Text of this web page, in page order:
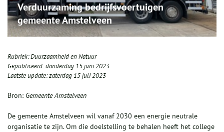
Verduurzaming bedrijfsvoertuigen
gemeente Amstelveen
Rubriek:Duurzaamheid en Natuur
Gepubliceerd:donderdag 15 juni 2023
Laatste update:zaterdag 15 juli 2023
Bron: Gemeente Amstelveen
De gemeente Amstelveen wil vanaf 2030 een energie neutrale
organisatie te zijn. Om die doelstelling te behalen heeft het college